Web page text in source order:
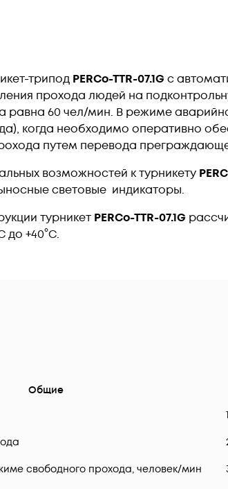
трипод PERCo-TTR-07.1Gс
прохода людей на
60 чел/мин. В режиме
когда необходимо оперативно
путем перевода
возможностей к турникету
световые индикаторы.
турникет PERCo-TTR-07.1G
до +40°С.
Общие
свободного прохода, человек/мин